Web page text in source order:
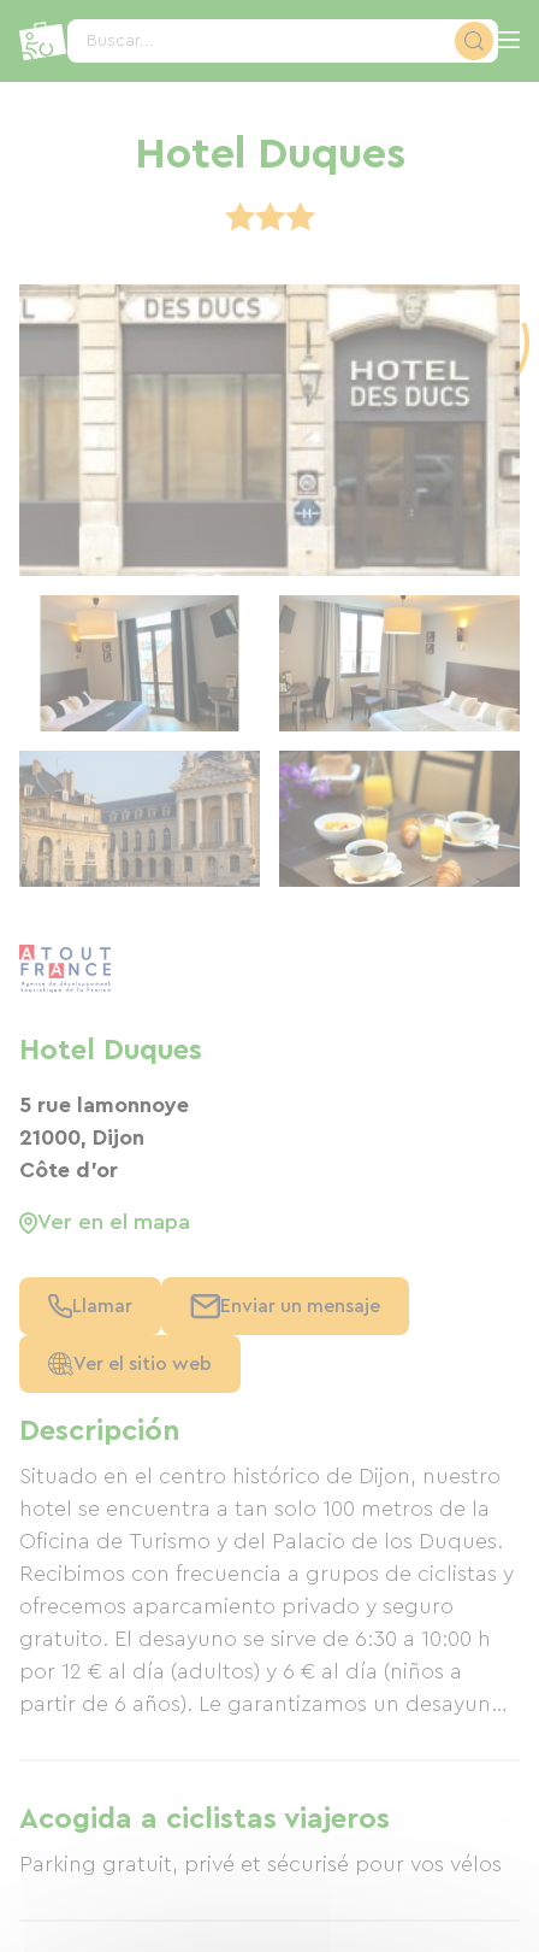
Buscar...
Hotel Duques
Descripción
Situado en el centro histórico de Dijon, nuestro
hotel se encuentra a tan solo 100 metros de la
Oficina de Turismo y del Palacio de los Duques.
Recibimos con frecuencia a grupos de ciclistas y
ofrecemos aparcamiento privado y seguro
gratuito. El desayuno se sirve de 6:30 a 10:00 h
por 12 € al día (adultos) y 6 € al día (niños a
partir de 6 años). Le garantizamos un desayuno
restaurantes cerca del hotel. Nos complace dar
la bienvenida a huéspedes de todo el mundo y
valoramos las interacciones directas, sencillas y
Acogida a ciclistas viajeros
Parking gratuit, privé et sécurisé pour vos vélos
Hotel Duques
5 rue lamonnoye
21000, Dijon
Côte d'or
Ver en el mapa
Llamar Enviar un mensaje
Ver el sitio web
Panel de gestión de cookies